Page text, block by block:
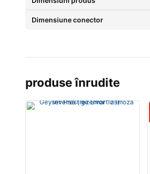
Dimensiune conector
produse înrudite